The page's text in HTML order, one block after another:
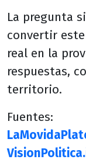
La pregunta
convertir
real en la
respuestas,
territorio.
Fuentes: